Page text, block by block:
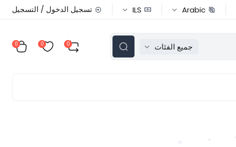
Arabic
ILS تسجيل الدخول / التسجيل
جميع الفئات 0
0
0